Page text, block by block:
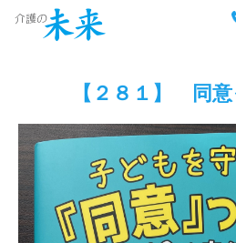
【２８１】 同